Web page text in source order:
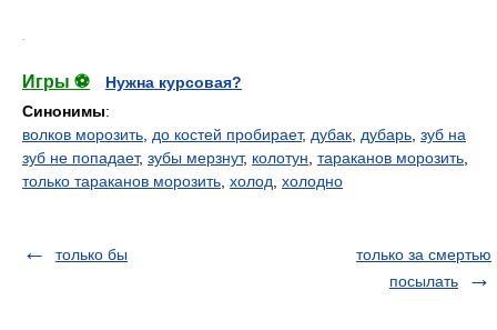
Игры ⚽
Нужна курсовая?
Синонимы:
волков морозить до костей пробирает, дубак дубарь зуб на
зуб не попадает, зубы мерзнут, колотун тараканов морозить
только тараканов морозить холод холодно
только бы
только за смертью
посылать